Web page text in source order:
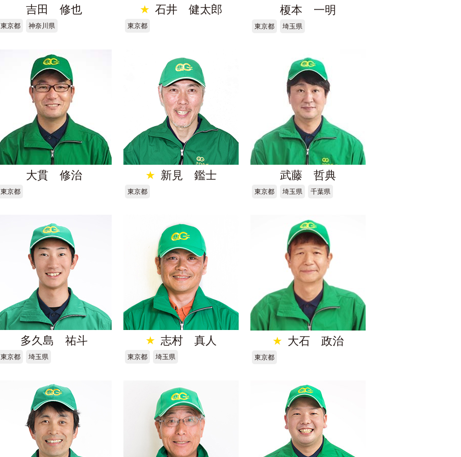
吉田 修也
東京都 神奈川県
★ 石井 健太郎
東京都
榎本 一明
東京都 埼玉県
大貫 修治
東京都
★ 新見 鑑士
東京都
武藤 哲典
東京都 埼玉県 千葉県
多久島 祐斗
東京都 埼玉県
★ 志村 真人
東京都 埼玉県
★ 大石 政治
東京都